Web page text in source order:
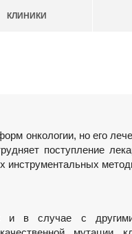
КЛИНИКИ
онкологии, но его
поступление
инструментальных
и в случае с